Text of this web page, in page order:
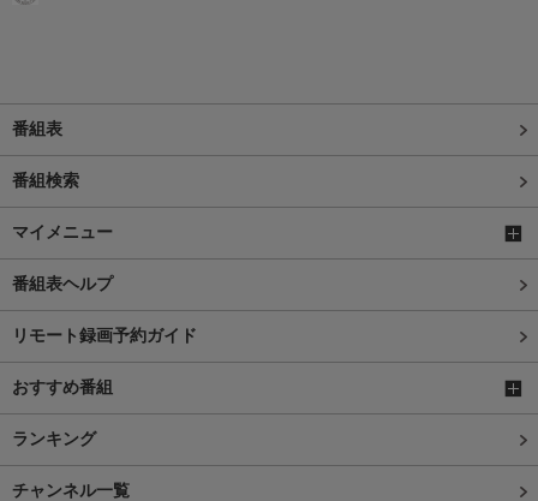
番組表
番組検索
マイメニュー
番組表ヘルプ
リモート録画予約ガイド
おすすめ番組
ランキング
チャンネル一覧